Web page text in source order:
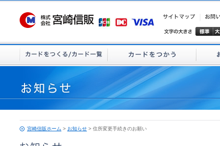
宮崎信販ホーム > お知らせ > 住所変更手続きのお願い